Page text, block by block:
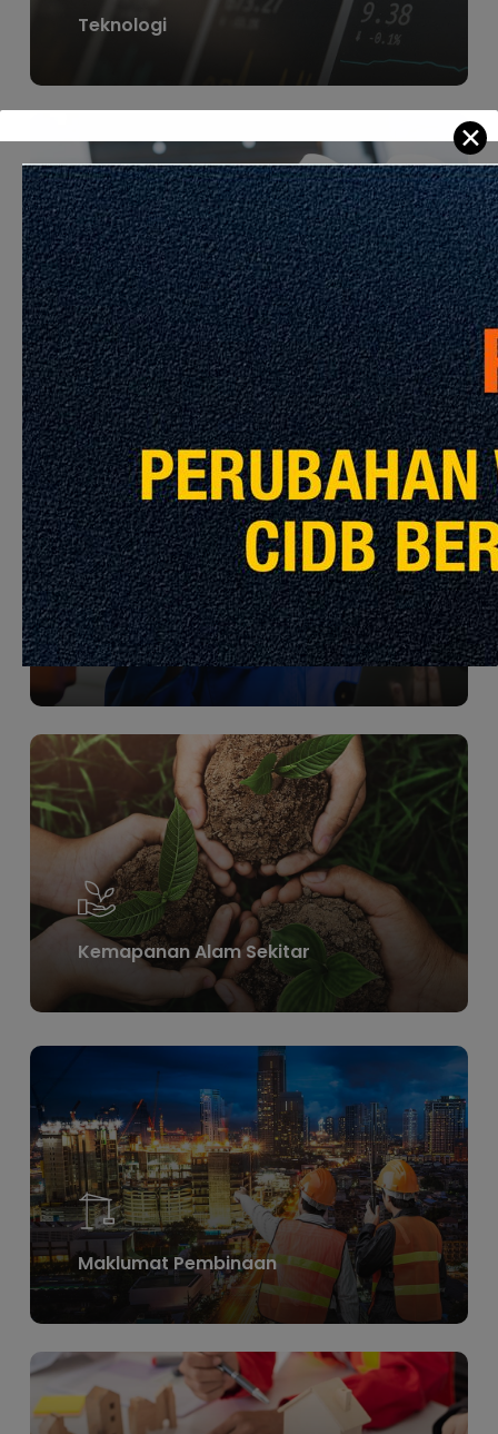
Teknologi
Keselamatan & Kesihatan
Kualiti
Learn
more
Kemapanan Alam Sekitar
Learn
more
Maklumat Pembinaan
Learn
Learn
more
✕